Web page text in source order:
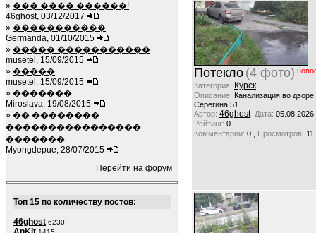
» ��� ���� ������!
46ghost, 03/12/2017
» �����������
Germanda, 01/10/2015
» ����� �����������
musetel, 15/09/2015
» �����
musetel, 15/09/2015
» �������
Miroslava, 19/08/2015
» �� ��������
����������������
�������
Myongdepue, 28/07/2015
Перейти на форум
Топ 15 по количеству постов:
46ghost 6230
Потекло (4 фото)
Категория: Курск
Описание: Канализация во
Серёгина 51.
Автор: 46ghost Дата: 05.08.2026
Рейтинг: 0
Комментарии: 0 , Просмотров: 11